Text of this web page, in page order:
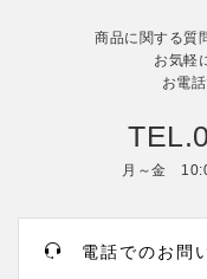
商品に関する質
お気軽
お電
月～金
電話でのお問